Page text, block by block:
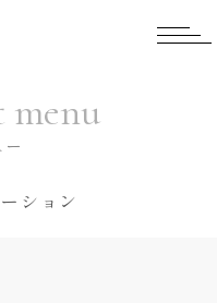
menu
ション